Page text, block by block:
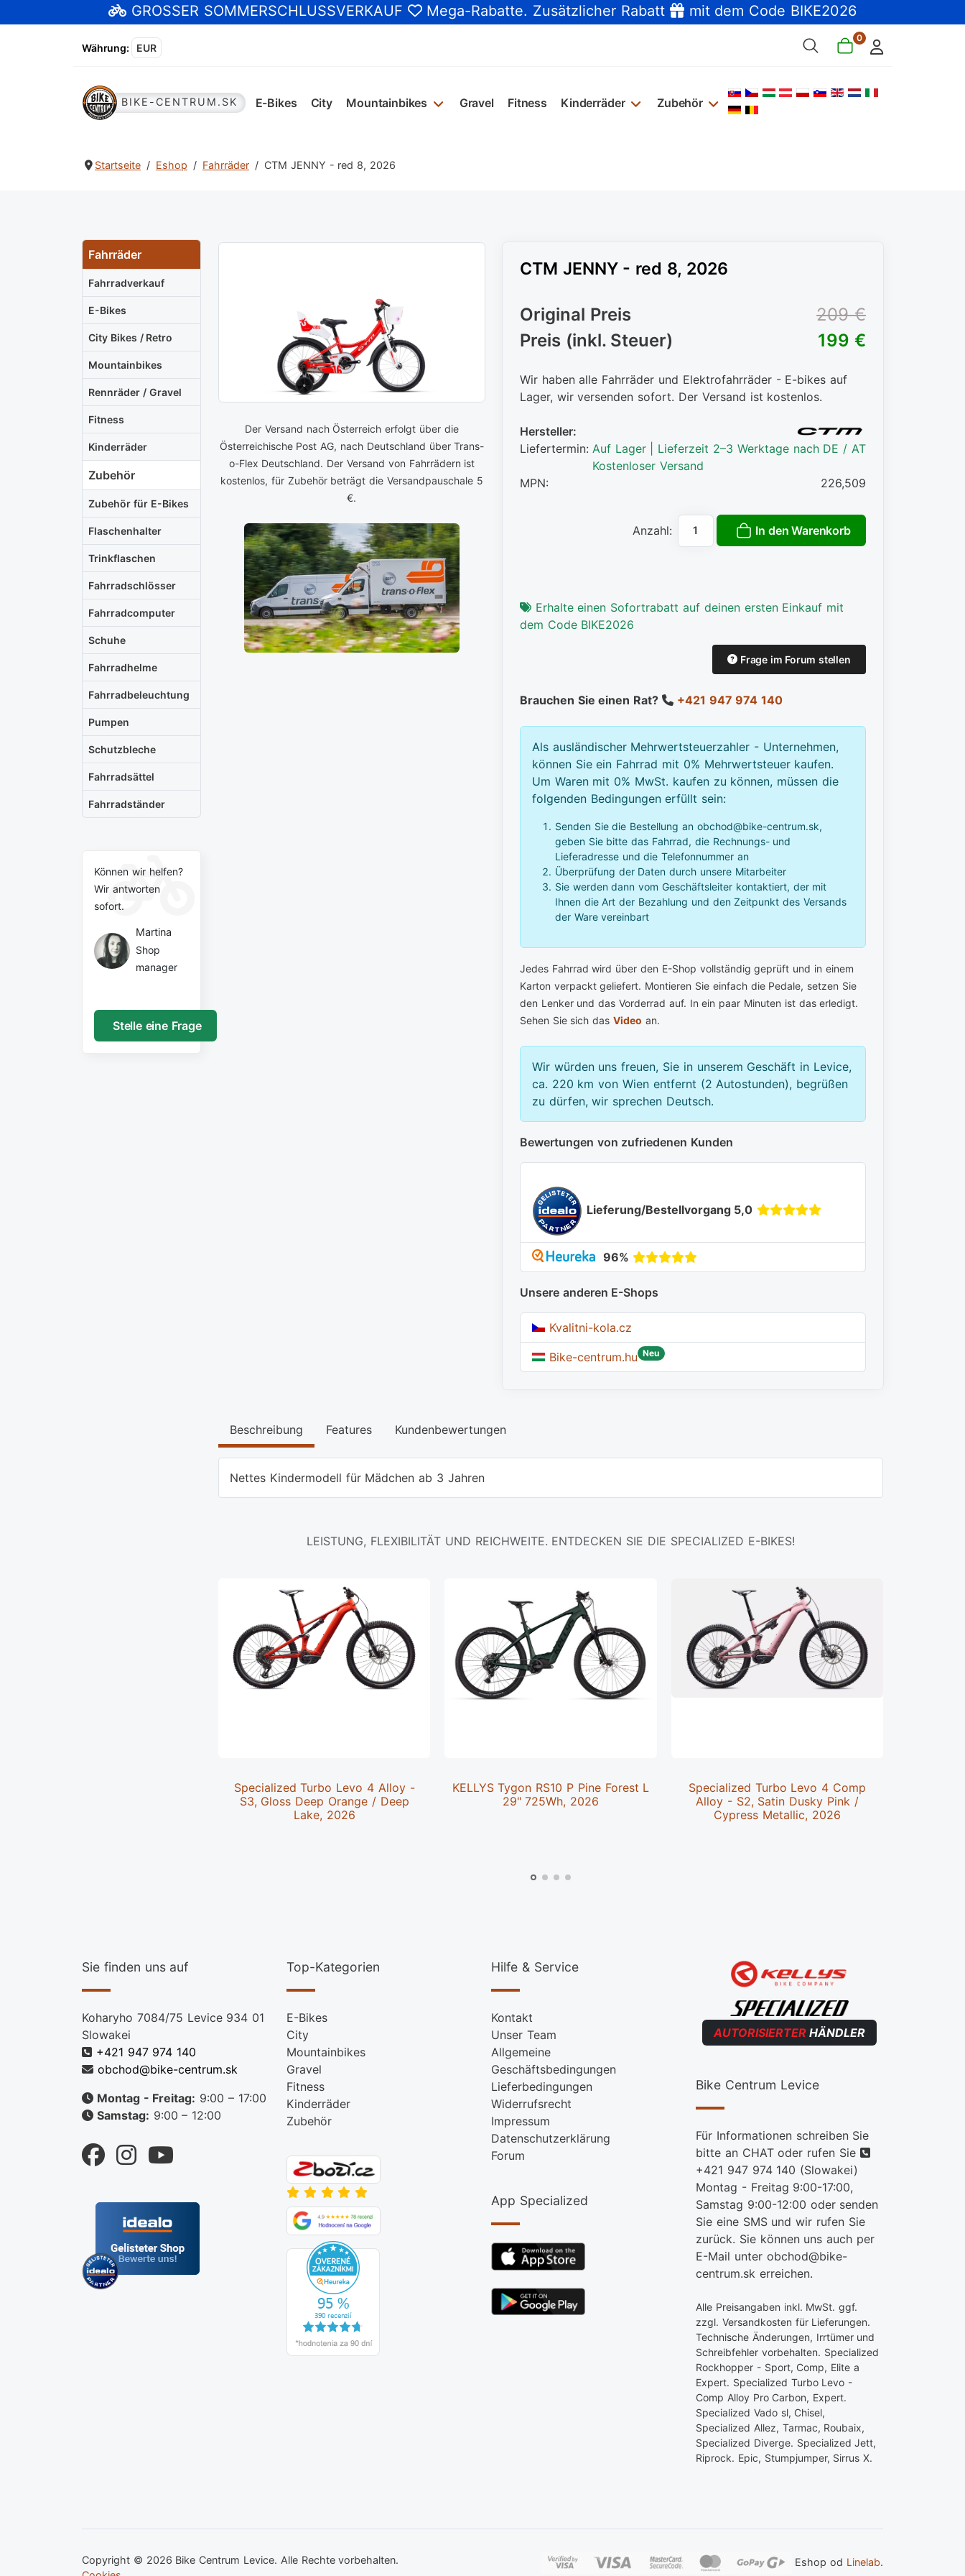
GROSSER SOMMERSCHLUSSVERKAUF Mega-Rabatte. Zusätzlicher Rabatt mit dem Code BIKE2026
Währung: EUR
0
BIKE-CENTRUM.SK E-Bikes City Mountainbikes Gravel Fitness Kinderräder Zubehör
Sprache auswählen
Startseite Eshop Fahrräder CTM JENNY - red 8, 2026
Fahrräder
Fahrradverkauf
E-Bikes
City Bikes / Retro
Mountainbikes
Rennräder / Gravel
Fitness
Kinderräder
Zubehör
Zubehör für E-Bikes
Flaschenhalter
Trinkflaschen
Fahrradschlösser
Fahrradcomputer
Schuhe
Fahrradhelme
Fahrradbeleuchtung
Pumpen
Schutzbleche
Fahrradsättel
Fahrradständer
Können wir helfen?
Wir antworten
sofort.
Martina
Shop
manager
Stelle eine Frage
Der Versand nach Österreich erfolgt über die
Österreichische Post AG, nach Deutschland über Trans-
o-Flex Deutschland. Der Versand von Fahrrädern ist
kostenlos, für Zubehör beträgt die Versandpauschale 5
€.
CTM JENNY - red 8, 2026
Original Preis
209 €
Preis (inkl. Steuer)
199 €
Wir haben alle Fahrräder und Elektrofahrräder - E-bikes auf
Lager, wir versenden sofort. Der Versand ist kostenlos.
Hersteller:
Liefertermin: Auf Lager | Lieferzeit 2–3 Werktage nach DE / AT
Kostenloser Versand
MPN:
226,509
Anzahl: In den Warenkorb
Erhalte einen Sofortrabatt auf deinen ersten Einkauf mit
dem Code BIKE2026
Frage im Forum stellen
Brauchen Sie einen Rat? +421 947 974 140
Als ausländischer Mehrwertsteuerzahler - Unternehmen,
können Sie ein Fahrrad mit 0% Mehrwertsteuer kaufen.
Um Waren mit 0% MwSt. kaufen zu können, müssen die
folgenden Bedingungen erfüllt sein:
Senden Sie die Bestellung an obchod@bike-centrum.sk,
geben Sie bitte das Fahrrad, die Rechnungs- und
Lieferadresse und die Telefonnummer an
Überprüfung der Daten durch unsere Mitarbeiter
Sie werden dann vom Geschäftsleiter kontaktiert, der mit
Ihnen die Art der Bezahlung und den Zeitpunkt des Versands
der Ware vereinbart
Jedes Fahrrad wird über den E-Shop vollständig geprüft und in einem
Karton verpackt geliefert. Montieren Sie einfach die Pedale, setzen Sie
den Lenker und das Vorderrad auf. In ein paar Minuten ist das erledigt.
Sehen Sie sich dasVideo an.
Wir würden uns freuen, Sie in unserem Geschäft in Levice,
ca. 220 km von Wien entfernt (2 Autostunden), begrüßen
zu dürfen, wir sprechen Deutsch.
Bewertungen von zufriedenen Kunden
Lieferung/Bestellvorgang 5,0
96%
Unsere anderen E-Shops
Kvalitni-kola.cz
Bike-centrum.hu Neu
Beschreibung Features Kundenbewertungen
Nettes Kindermodell für Mädchen ab 3 Jahren
LEISTUNG, FLEXIBILITÄT UND REICHWEITE. ENTDECKEN SIE DIE SPECIALIZED E-BIKES!
Specialized Turbo Levo 4 Alloy -
S3, Gloss Deep Orange / Deep
Lake, 2026
KELLYS Tygon RS10 P Pine Forest L
29" 725Wh, 2026
Specialized Turbo Levo 4 Comp
Alloy - S2, Satin Dusky Pink /
Cypress Metallic, 2026
Sie finden uns auf
Koharyho 7084/75 Levice 934 01
Slowakei
+421 947 974 140
obchod@bike-centrum.sk
Montag - Freitag: 9:00 – 17:00
Samstag: 9:00 – 12:00
Top-Kategorien
E-Bikes
City
Mountainbikes
Gravel
Fitness
Kinderräder
Zubehör
Hilfe & Service
Kontakt
Unser Team
Allgemeine
Geschäftsbedingungen
Lieferbedingungen
Widerrufsrecht
Impressum
Datenschutzerklärung
Forum
App Specialized
AUTORISIERTERHÄNDLER
Bike Centrum Levice
Für Informationen schreiben Sie
bitte an CHAT oder rufen Sie
telefon
+421 947 974 140 (Slowakei)
Montag - Freitag 9:00-17:00,
Samstag 9:00-12:00 oder senden
Sie eine SMS und wir rufen Sie
zurück. Sie können uns auch per
E-Mail unter obchod@bike-
centrum.sk erreichen.
Alle Preisangaben inkl. MwSt. ggf.
zzgl. Versandkosten für Lieferungen.
Technische Änderungen, Irrtümer und
Schreibfehler vorbehalten. Specialized
Rockhopper - Sport, Comp, Elite a
Expert. Specialized Turbo Levo -
Comp Alloy Pro Carbon, Expert.
Specialized Vado sl, Chisel,
Specialized Allez, Tarmac, Roubaix,
Specialized Diverge. Specialized Jett,
Riprock. Epic, Stumpjumper, Sirrus X.
Copyright © 2026 Bike Centrum Levice. Alle Rechte vorbehalten.
Eshop od Linelab.